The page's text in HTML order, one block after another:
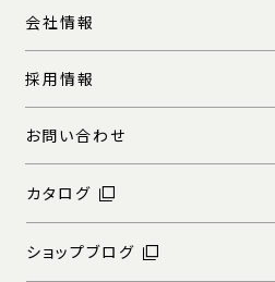
会社情報
採用情報
お問い合わせ
カタログ
ショップブログ